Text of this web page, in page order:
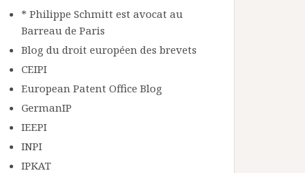
* Philippe Schmitt est avocat au
Barreau de Paris
Blog du droit européen des brevets
CEIPI
European Patent Office Blog
GermanIP
IEEPI
INPI
IPKAT